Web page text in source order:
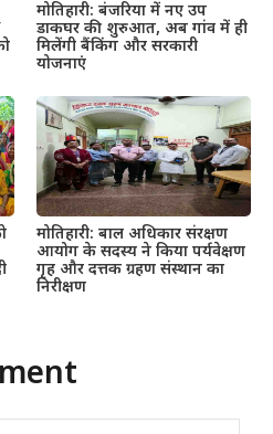
मोतिहारी: बंजरिया में नए उप
डाकघर की शुरुआत, अब गांव में ही
मिलेंगी बैंकिंग और सरकारी
योजनाएं
मोतिहारी: बाल अधिकार संरक्षण
आयोग के सदस्य ने किया पर्यवेक्षण
गृह और दत्तक ग्रहण संस्थान का
निरीक्षण